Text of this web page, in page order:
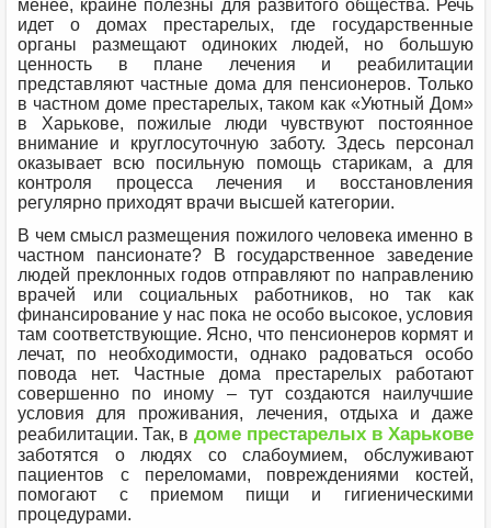
менее, крайне полезны для развитого общества. Речь
идет о домах престарелых, где государственные
органы размещают одиноких людей, но большую
ценность в плане лечения и реабилитации
представляют частные дома для пенсионеров. Только
в частном доме престарелых, таком как «Уютный Дом»
в Харькове, пожилые люди чувствуют постоянное
внимание и круглосуточную заботу. Здесь персонал
оказывает всю посильную помощь старикам, а для
контроля процесса лечения и восстановления
регулярно приходят врачи высшей категории.
В чем смысл размещения пожилого человека именно в
частном пансионате? В государственное заведение
людей преклонных годов отправляют по направлению
врачей или социальных работников, но так как
финансирование у нас пока не особо высокое, условия
там соответствующие. Ясно, что пенсионеров кормят и
лечат, по необходимости, однако радоваться особо
повода нет. Частные дома престарелых работают
совершенно по иному – тут создаются наилучшие
условия для проживания, лечения, отдыха и даже
реабилитации. Так, в доме престарелых в Харькове
заботятся о людях со слабоумием, обслуживают
пациентов с переломами, повреждениями костей,
помогают с приемом пищи и гигиеническими
процедурами.